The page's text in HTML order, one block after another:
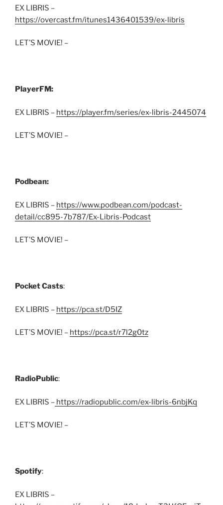
EX LIBRIS –
https://overcast.fm/itunes1436401539/ex-libris
LET’S MOVIE! –
PlayerFM:
EX LIBRIS – https://player.fm/series/ex-libris-2445074
LET’S MOVIE! –
Podbean:
EX LIBRIS – https://www.podbean.com/podcast-
detail/cc895-7b787/Ex-Libris-Podcast
LET’S MOVIE! –
Pocket Casts:
EX LIBRIS – https://pca.st/D5IZ
LET’S MOVIE! – https://pca.st/r7l2g0tz
RadioPublic:
EX LIBRIS – https://radiopublic.com/ex-libris-6nbjKq
LET’S MOVIE! –
Spotify:
EX LIBRIS –